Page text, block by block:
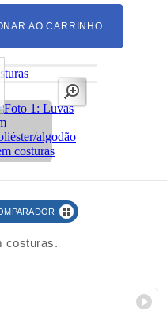
AO CARRINHO
costuras.